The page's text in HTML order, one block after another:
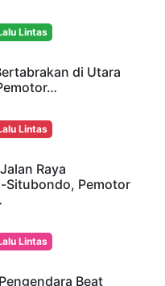
Lintas
di Utara
Lintas
Raya
Situbondo, Pemotor
Lintas
Beat